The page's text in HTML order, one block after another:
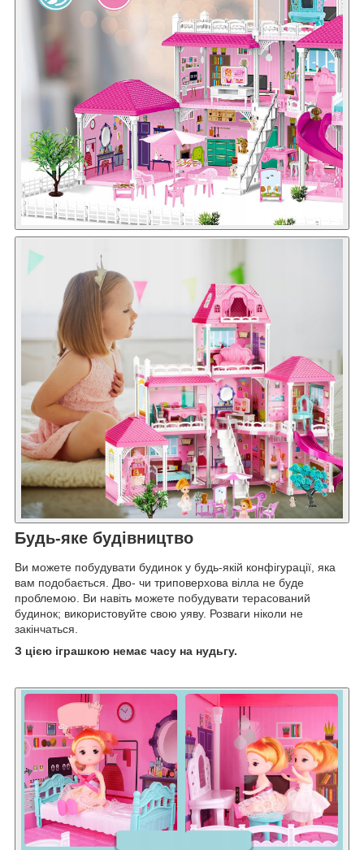
Будь-яке будівництво
Ви можете побудувати будинок у будь-якій конфігурації, яка
вам подобається. Дво- чи триповерхова вілла не буде
проблемою. Ви навіть можете побудувати терасований
будинок; використовуйте свою уяву. Розваги ніколи не
закінчаться.
З цією іграшкою немає часу на нудьгу.